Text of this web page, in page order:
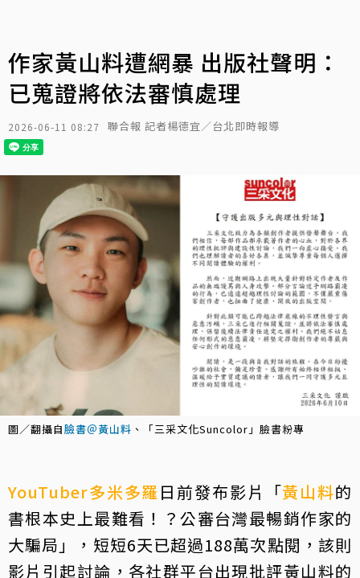
作家黃山料遭網暴 出版社聲明：
已蒐證將依法審慎處理
2026-06-11 08:27 聯合報 記者楊德宜／台北即時報導
圖／翻攝自臉書＠黃山料 、「三采文化Suncolor」臉書粉專
YouTuber多米多羅 日前發布影片「黃山料的
書根本史上最難看！？公審台灣最暢銷作家的
大騙局」，短短6天已超過188萬次點閱，該則
影片引起討論，各社群平台出現批評黃山料的